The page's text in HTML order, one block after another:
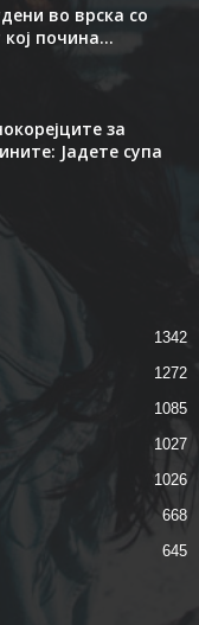
во врска со
почина...
за
Јадете супа
1342
1272
1085
1027
1026
668
645